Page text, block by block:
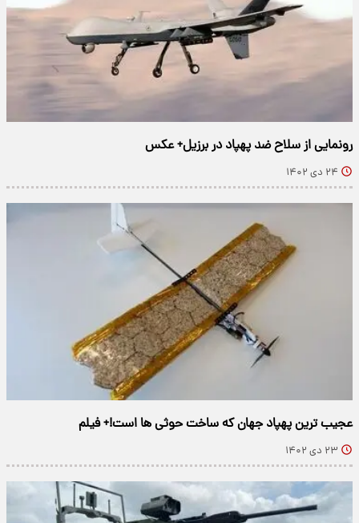
رونمایی از سلاح ضد پهپاد در برزیل+ عکس
۲۴ دی ۱۴۰۲
عجیب ترین پهپاد جهان که ساخت حوثی ها است!+ فیلم
۲۳ دی ۱۴۰۲